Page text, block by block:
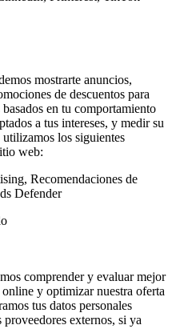
mostrarte anuncios,
de descuentos para
en tu comportamiento
a tus intereses, y medir su
los siguientes
web:
Recomendaciones de
Defender
comprender y evaluar mejor
y optimizar nuestra oferta
tus datos personales
externos, si ya